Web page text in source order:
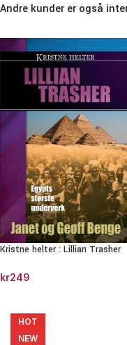
Andre kunder er også
Kristne helter : Lillian Trasher
kr249
HOT
NEW